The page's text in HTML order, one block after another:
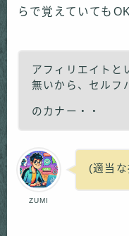
らで覚えていてもOK
アフィリエイトと
無いから、セルフ
のカナー・・
ZUMI
(適当な